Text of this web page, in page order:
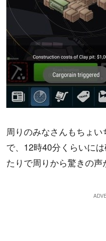
周りのみなさんもちょ
で、12時40分くらいに
たりで周りから驚きの声